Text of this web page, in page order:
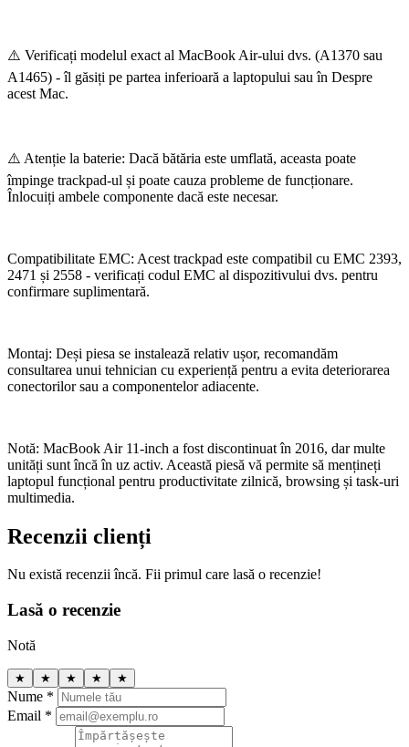
⚠️ Verificați modelul exact al MacBook Air-ului dvs. (A1370 sau
A1465) - îl găsiți pe partea inferioară a laptopului sau în Despre
acest Mac.
⚠️ Atenție la baterie: Dacă bătăria este umflată, aceasta poate
împinge trackpad-ul și poate cauza probleme de funcționare.
Înlocuiți ambele componente dacă este necesar.
Compatibilitate EMC: Acest trackpad este compatibil cu EMC 2393,
2471 și 2558 - verificați codul EMC al dispozitivului dvs. pentru
confirmare suplimentară.
Montaj: Deși piesa se instalează relativ ușor, recomandăm
consultarea unui tehnician cu experiență pentru a evita deteriorarea
conectorilor sau a componentelor adiacente.
Notă: MacBook Air 11-inch a fost discontinuat în 2016, dar multe
unități sunt încă în uz activ. Această piesă vă permite să mențineți
laptopul funcțional pentru productivitate zilnică, browsing și task-uri
multimedia.
Recenzii clienți
Nu există recenzii încă. Fii primul care lasă o recenzie!
Lasă o recenzie
Notă
★ ★ ★ ★ ★
Nume *
Email *